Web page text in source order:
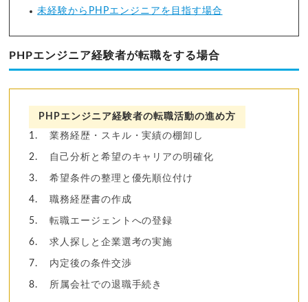
未経験からPHPエンジニアを目指す場合
PHPエンジニア経験者が転職をする場合
PHPエンジニア経験者の転職活動の進め方
業務経歴・スキル・実績の棚卸し
自己分析と希望のキャリアの明確化
希望条件の整理と優先順位付け
職務経歴書の作成
転職エージェントへの登録
求人探しと企業選考の実施
内定後の条件交渉
所属会社での退職手続き